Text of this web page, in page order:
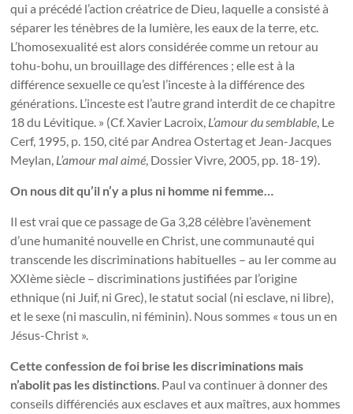
qui a précédé l’action créatrice de Dieu, laquelle a consisté à
séparer les ténèbres de la lumière, les eaux de la terre, etc.
L’homosexualité est alors considérée comme un retour au
tohu-bohu, un brouillage des différences ; elle est à la
différence sexuelle ce qu’est l’inceste à la différence des
générations. L’inceste est l’autre grand interdit de ce chapitre
18 du Lévitique. » (Cf. Xavier Lacroix, L’amour du semblable, Le
Cerf, 1995, p. 150, cité par Andrea Ostertag et Jean-Jacques
Meylan, L’amour mal aimé, Dossier Vivre, 2005, pp. 18-19).
On nous dit qu’il n’y a plus ni homme ni femme…
Il est vrai que ce passage de Ga 3,28 célèbre l’avènement
d’une humanité nouvelle en Christ, une communauté qui
transcende les discriminations habituelles – au Ier comme au
XXIème siècle – discriminations justifiées par l’origine
ethnique (ni Juif, ni Grec), le statut social (ni esclave, ni libre),
et le sexe (ni masculin, ni féminin). Nous sommes « tous un en
Jésus-Christ ».
Cette confession de foi brise les discriminations mais
n’abolit pas les distinctions. Paul va continuer à donner des
conseils différenciés aux esclaves et aux maîtres, aux hommes